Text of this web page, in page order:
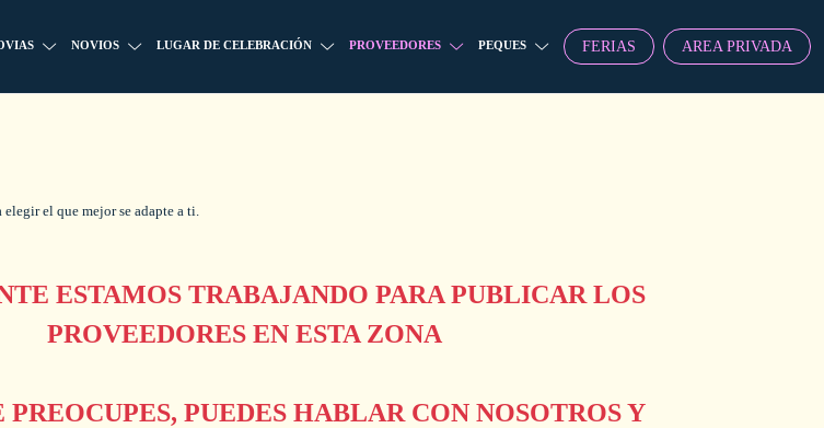
NOVIOS LUGAR DE CELEBRACIÓN PROVEEDORES PEQUES FERIAS AREA PRIVADA
el que mejor se adapte a ti.
ESTAMOS TRABAJANDO PARA PUBLICAR LOS
PROVEEDORES EN ESTA ZONA
PREOCUPES, PUEDES HABLAR CON NOSOTROS Y